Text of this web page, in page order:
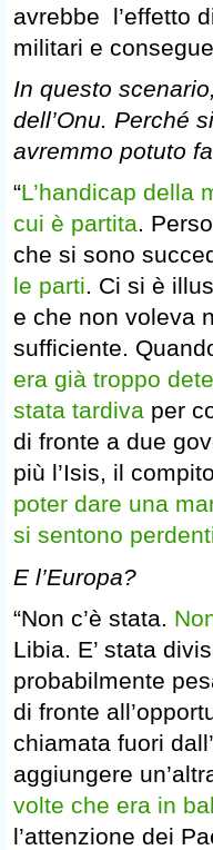
avrebbe l’effetto
militari e
In questo
dell’Onu. Perché
avremmo potuto
“L’handicap della
cui è partita.
che si sono
le parti. Ci si è
e che non voleva
sufficiente.
era già troppo
stata tardiva per
di fronte a due
più l’Isis, il
poter dare una
si sentono
E l’Europa?
“Non c’è stata.
Libia. E’ stata
probabilmente
di fronte
chiamata fuori
aggiungere
volte che era in
l’attenzione dei